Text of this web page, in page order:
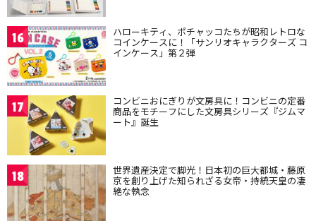
16 ハローキティ、ポチャッコたちが昭和レトロな
コインケースに！「サンリオキャラクターズ コ
インケース」第２弾
17 コンビニおにぎりが文房具に！コンビニの定番
商品をモチーフにした文房具シリーズ『ジムマ
ート』誕生
18 世界遺産決定で脚光！日本初の巨大都城・藤原
京を創り上げた知られざる女帝・持統天皇の凄
絶な執念